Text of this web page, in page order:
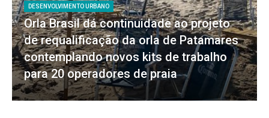
DESENVOLVIMENTO URBANO
Orla Brasil dá continuidade ao projeto
de requalificação da orla de Patamares
contemplando novos kits de trabalho
para 20 operadores de praia